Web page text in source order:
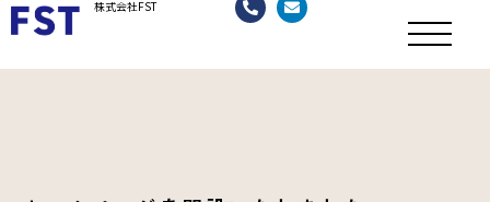
株式会社FST